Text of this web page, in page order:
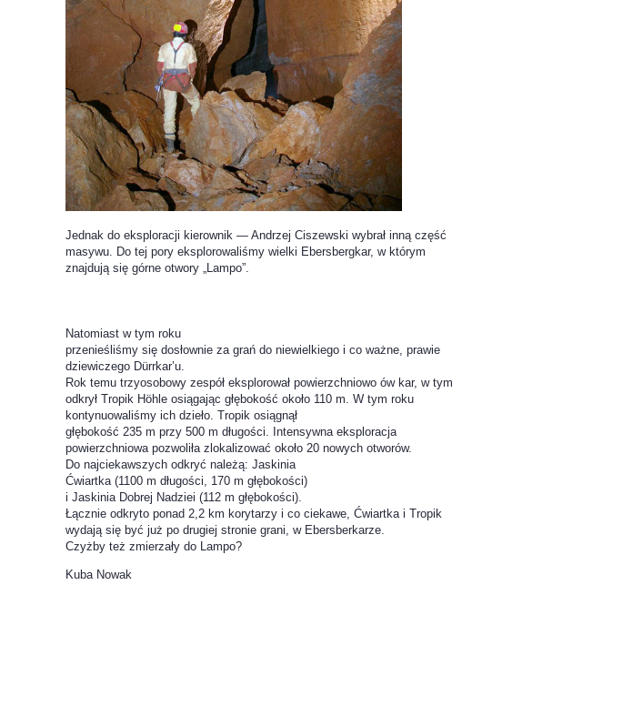
Jednak do eksploracji kierownik — Andrzej Ciszewski wybrał inną część
masywu. Do tej pory eksplorowaliśmy wielki Ebersbergkar, w którym
znajdują się górne otwory „Lampo”.
Natomiast w tym roku
przenieśliśmy się dosłownie za grań do niewielkiego i co ważne, prawie
dziewiczego Dürrkar’u.
Rok temu trzyosobowy zespół eksplorował powierzchniowo ów kar, w tym
odkrył Tropik Höhle osiągając głębokość około 110 m. W tym roku
kontynuowaliśmy ich dzieło. Tropik osiągnął
głębokość 235 m przy 500 m długości. Intensywna eksploracja
powierzchniowa pozwoliła zlokalizować około 20 nowych otworów.
Do najciekawszych odkryć należą: Jaskinia
Ćwiartka (1100 m długości, 170 m głębokości)
i Jaskinia Dobrej Nadziei (112 m głębokości).
Łącznie odkryto ponad 2,2 km korytarzy i co ciekawe, Ćwiartka i Tropik
wydają się być już po drugiej stronie grani, w Ebersberkarze.
Czyżby też zmierzały do Lampo?
Kuba Nowak